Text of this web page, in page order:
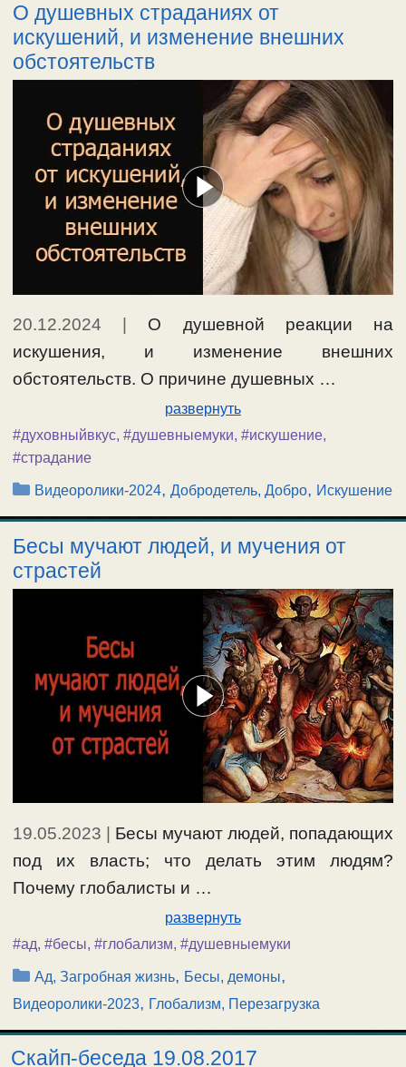
О душевных страданиях от
искушений, и изменение внешних
обстоятельств
20.12.2024
О душевной реакции на
искушения, и изменение внешних
обстоятельств. О причине душевных …
развернуть
#духовныйвкус, #душевныемуки, #искушение,
#страдание
Рубрики
Видеоролики-2024,Добродетель, Добро, Искушение
Бесы мучают людей, и мучения от
страстей
19.05.2023
Бесы мучают людей, попадающих
под их власть; что делать этим людям?
Почему глобалисты и …
развернуть
#ад, #бесы, #глобализм, #душевныемуки
Рубрики
Ад, Загробная жизнь, Бесы, демоны,
Видеоролики-2023, Глобализм, Перезагрузка
Скайп-беседа 19.08.2017